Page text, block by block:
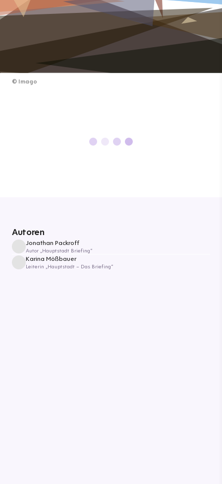
© Imago
Autoren
Jonathan Packroff
Autor „Hauptstadt Briefing“
Karina Mößbauer
Leiterin „Hauptstadt – Das Briefing“